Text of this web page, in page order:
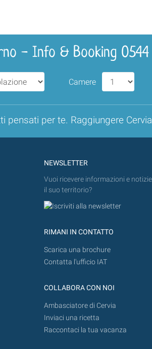
- Info & Booking 0544
Camere
per te. Raggiungere
NEWSLETTER
Vuoi ricevere informazioni e
il suo territorio?
RIMANI IN CONTATTO
Scarica una brochure
Contatta l'ufficio IAT
COLLABORA CON NOI
Ambasciatore di Cervia
Inviaci una ricetta
Raccontaci la tua vacanza